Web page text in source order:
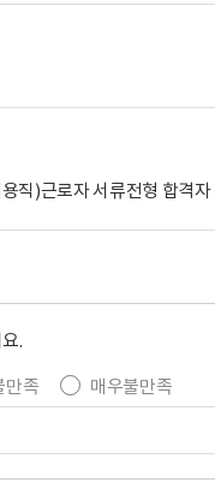
)근로자 서류전형 합격자
.
만족
매우불만족